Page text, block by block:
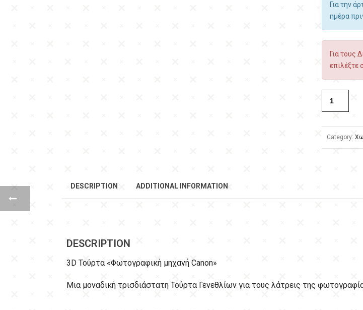
Για την
ημέρα
Για τους
επιλέξτε
Category:
DESCRIPTION ADDITIONAL INFORMATION
DESCRIPTION
3D Τούρτα «Φωτογραφική μηχανή Canon»
Μια μοναδική τρισδιάστατη Τούρτα Γενεθλίων για τους λάτρεις της